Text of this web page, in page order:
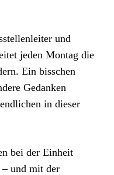
und
jeden Montag die
Ein bisschen
Gedanken
in dieser
bei der Einheit
und mit der